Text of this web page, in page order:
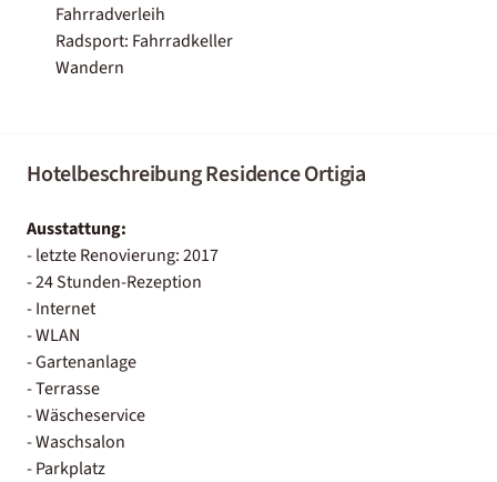
Fahrradverleih
Radsport: Fahrradkeller
Wandern
Hotelbeschreibung Residence Ortigia
Ausstattung:
- letzte Renovierung: 2017
- 24 Stunden-Rezeption
- Internet
- WLAN
- Gartenanlage
- Terrasse
- Wäscheservice
- Waschsalon
- Parkplatz